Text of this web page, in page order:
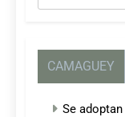
CAMAGUEY
Se